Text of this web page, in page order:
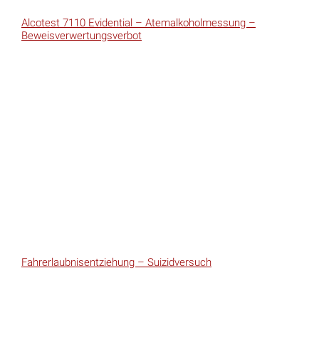
Alcotest 7110 Evidential – Atemalkoholmessung –
Beweisverwertungsverbot
Fahrerlaubnisentziehung – Suizidversuch